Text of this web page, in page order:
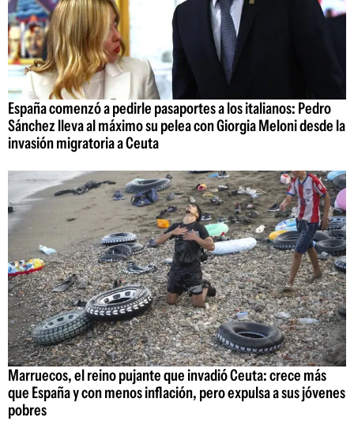
España comenzó a pedirle pasaportes a los italianos: Pedro
Sánchez lleva al máximo su pelea con Giorgia Meloni desde la
invasión migratoria a Ceuta
Marruecos, el reino pujante que invadió Ceuta: crece más
que España y con menos inflación, pero expulsa a sus jóvenes
pobres